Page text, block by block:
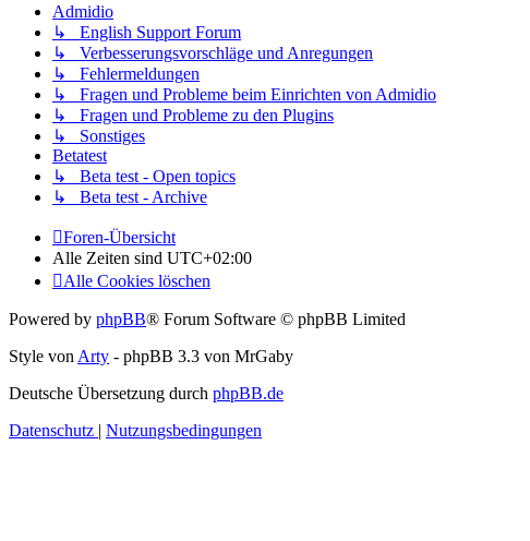
Admidio
↳ English Support Forum
↳ Verbesserungsvorschläge und Anregungen
↳ Fehlermeldungen
↳ Fragen und Probleme beim Einrichten von Admidio
↳ Fragen und Probleme zu den Plugins
↳ Sonstiges
Betatest
↳ Beta test - Open topics
↳ Beta test - Archive
Foren-Übersicht
Alle Zeiten sind UTC+02:00
Alle Cookies löschen
Powered by phpBB® Forum Software © phpBB Limited
Style vonArty - phpBB 3.3 von MrGaby
Deutsche Übersetzung durch phpBB.de
Datenschutz | Nutzungsbedingungen